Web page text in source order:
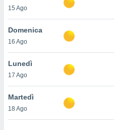
il tuo
in
a piè
del
15 Ago
Domenica
16 Ago
Lunedì
17 Ago
Martedì
18 Ago